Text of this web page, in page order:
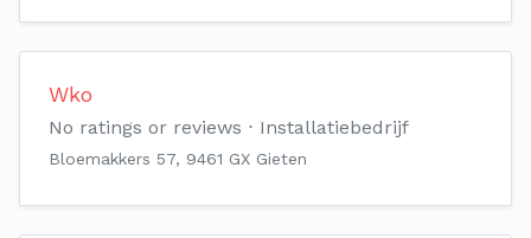
Wko
No ratings or reviews Installatiebedrijf
Bloemakkers 57, 9461 GX Gieten